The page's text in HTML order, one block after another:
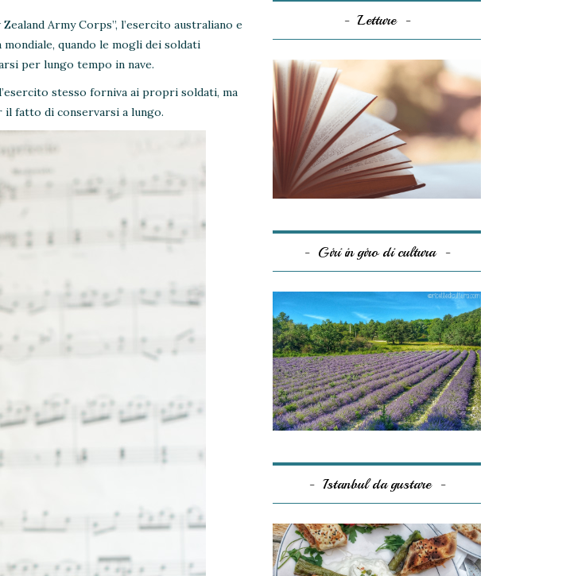
Army Corps”, l’esercito australiano e
quando le mogli dei soldati
per lungo tempo in nave.
stesso forniva ai propri soldati, ma
fatto di conservarsi a lungo.
Letture
Giri in giro di cultura
Istanbul da gustare